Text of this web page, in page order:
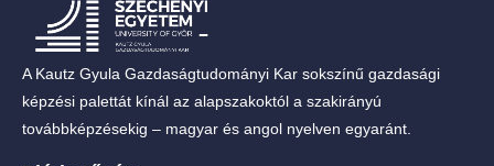
A Kautz Gyula Gazdaságtudományi Kar sokszínű gazdasági
képzési palettát kínál az alapszakoktól a szakirányú
továbbképzésekig – magyar és angol nyelven egyaránt.